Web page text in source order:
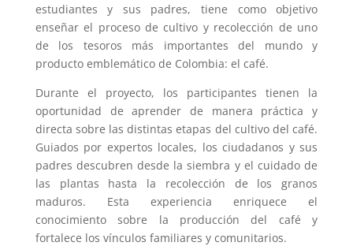
estudiantes y sus padres, tiene como objetivo
enseñar el proceso de cultivo y recolección de uno
de los tesoros más importantes del mundo y
producto emblemático de Colombia: el café.
Durante el proyecto, los participantes tienen la
oportunidad de aprender de manera práctica y
directa sobre las distintas etapas del cultivo del café.
Guiados por expertos locales, los ciudadanos y sus
padres descubren desde la siembra y el cuidado de
las plantas hasta la recolección de los granos
maduros. Esta experiencia enriquece el
conocimiento sobre la producción del café y
fortalece los vínculos familiares y comunitarios.